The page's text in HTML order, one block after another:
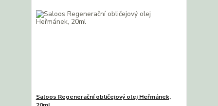
Saloos Regenerační obličejový olej Heřmánek,